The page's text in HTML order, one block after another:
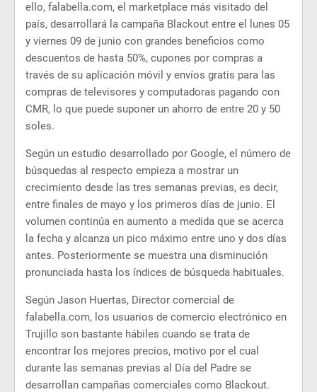
ello, falabella.com, el marketplace más visitado del
país, desarrollará la campaña Blackout entre el lunes 05
y viernes 09 de junio con grandes beneficios como
descuentos de hasta 50%, cupones por compras a
través de su aplicación móvil y envíos gratis para las
compras de televisores y computadoras pagando con
CMR, lo que puede suponer un ahorro de entre 20 y 50
soles.
Según un estudio desarrollado por Google, el número de
búsquedas al respecto empieza a mostrar un
crecimiento desde las tres semanas previas, es decir,
entre finales de mayo y los primeros días de junio. El
volumen continúa en aumento a medida que se acerca
la fecha y alcanza un pico máximo entre uno y dos días
antes. Posteriormente se muestra una disminución
pronunciada hasta los índices de búsqueda habituales.
Según Jason Huertas, Director comercial de
falabella.com, los usuarios de comercio electrónico en
Trujillo son bastante hábiles cuando se trata de
encontrar los mejores precios, motivo por el cual
durante las semanas previas al Día del Padre se
desarrollan campañas comerciales como Blackout.